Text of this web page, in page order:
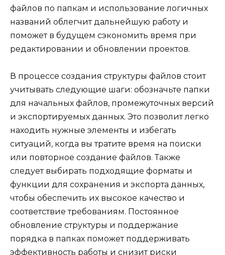
файлов по папкам и использование логичных
названий облегчит дальнейшую работу и
поможет в будущем сэкономить время при
редактировании и обновлении проектов.
В процессе создания структуры файлов стоит
учитывать следующие шаги: обозначьте папки
для начальных файлов, промежуточных версий
и экспортируемых данных. Это позволит легко
находить нужные элементы и избегать
ситуаций, когда вы тратите время на поиски
или повторное создание файлов. Также
следует выбирать подходящие форматы и
функции для сохранения и экспорта данных,
чтобы обеспечить их высокое качество и
соответствие требованиям. Постоянное
обновление структуры и поддержание
порядка в папках поможет поддерживать
эффективность работы и снизит риски